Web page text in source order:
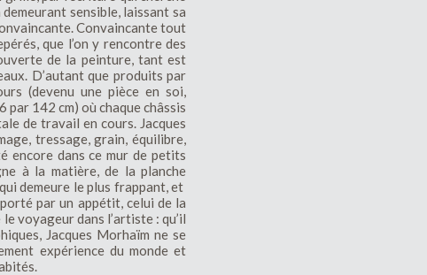
sensible, laissant sa
Convaincante tout
que l’on y rencontre des
de la peinture, tant est
D’autant que produits par
(devenu une pièce en soi,
142 cm) où chaque châssis
de travail en cours. Jacques
tressage, grain, équilibre,
encore dans ce mur de petits
à la matière, de la planche
demeure le plus frappant, et
par un appétit, celui de la
voyageur dans l’artiste : qu’il
Jacques Morhaïm ne se
expérience du monde et